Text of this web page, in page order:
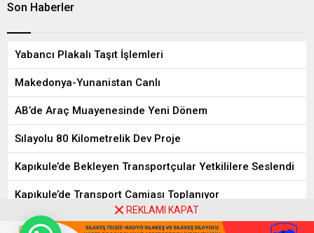
Son Haberler
Yabancı Plakalı Taşıt İşlemleri
Makedonya-Yunanistan Canlı
AB’de Araç Muayenesinde Yeni Dönem
Sılayolu 80 Kilometrelik Dev Proje
Kapıkule’de Bekleyen Transportçular Yetkililere Seslendi
Kapıkule’de Transport Camiası Toplanıyor
REKLAMI KAPAT